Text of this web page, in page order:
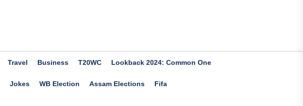
Travel Business T20WC Lookback 2024: Common One
Jokes WB Election Assam Elections Fifa